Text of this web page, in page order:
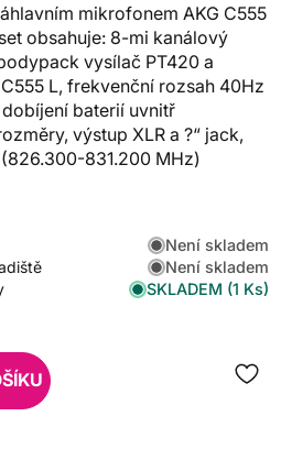
mikrofonem AKG C555
obsahuje: 8-mi kanálový
vysílač PT420 a
L, frekvenční rozsah 40Hz
baterií uvnitř
výstup XLR a ?“ jack,
831.200 MHz)
Není skladem
Není skladem
SKLADEM (1 Ks)